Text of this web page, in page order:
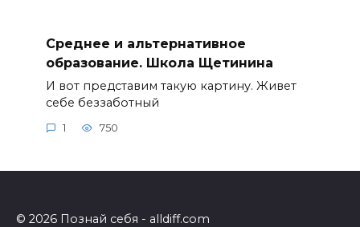
Среднее и альтернативное
образование. Школа Щетинина
И вот представим такую картину. Живет
себе беззаботный
1 750
© 2026 Познай себя - alldiff.com